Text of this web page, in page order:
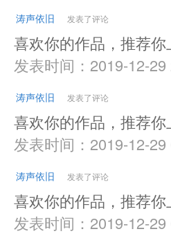
涛声依旧 发表了评论
喜欢你的作品，推荐你
发表时间：2019-12-29
涛声依旧 发表了评论
喜欢你的作品，推荐你
发表时间：2019-12-29
涛声依旧 发表了评论
喜欢你的作品，推荐你
发表时间：2019-12-29